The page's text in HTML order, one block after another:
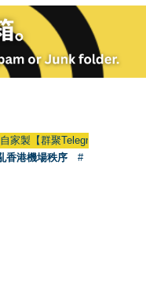
製【群聚Telegram群組】
香港機場秩序
#